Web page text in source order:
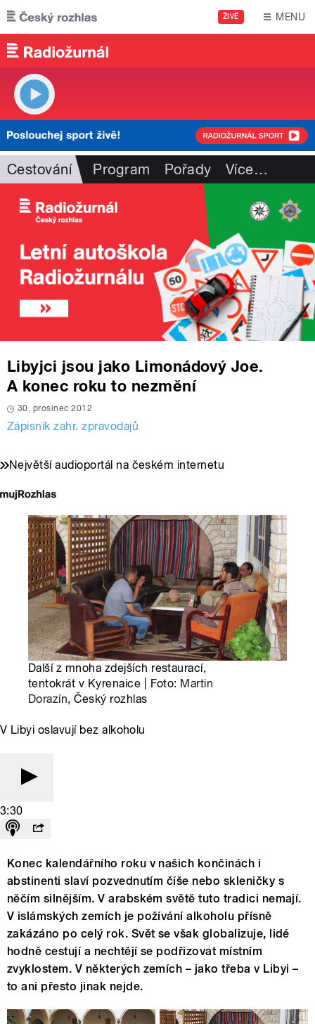
Přejít k hlavnímu obsahu
ŽIVĚ MENU
Cestování Program Pořady Více…
Libyjci jsou jako Limonádový Joe.
A konec roku to nezmění
30. prosinec 2012
Zápisník zahr. zpravodajů
Největší audioportál na českém internetu
Další z mnoha zdejších restaurací,
tentokrát v Kyrenaice | Foto: Martin
Dorazín, Český rozhlas
V Libyi oslavují bez alkoholu
3:30
Konec kalendářního roku v našich končinách i
abstinenti slaví pozvednutím číše nebo skleničky s
něčím silnějším. V arabském světě tuto tradici nemají.
V islámských zemích je požívání alkoholu přísně
zakázáno po celý rok. Svět se však globalizuje, lidé
hodně cestují a nechtějí se podřizovat místním
zvyklostem. V některých zemích – jako třeba v Libyi –
to ani přesto jinak nejde.